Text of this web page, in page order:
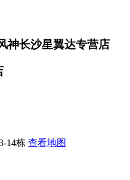
神长沙星翼达专营店
14栋 查看地图